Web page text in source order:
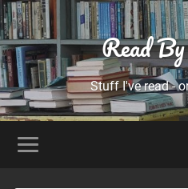
Read
Stuff I've read -